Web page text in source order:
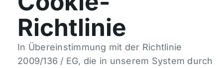
Richtlinie
In Übereinstimmung mit der Richtlinie
2009/136 / EG, die in unserem System durch